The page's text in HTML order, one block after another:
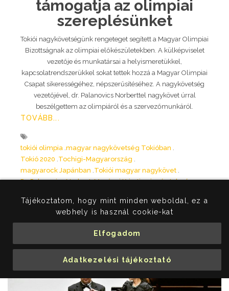
Tájékoztatom, hogy mint minden weboldal, ez a
webhely is használ cookie-kat
Elfogadom
Adatkezelési tájékoztató
támogatja az olimpiai
szereplésünket
Tokiói nagykövetségünk rengeteget segített a Magyar Olimpiai
Bizottságnak az olimpiai előkészületekben. A külképviselet
vezetője és munkatársai a helyismeretükkel,
kapcsolatrendszerükkel sokat tettek hozzá a Magyar Olimpiai
Csapat sikerességéhez, népszerűsítéséhez. A nagykövetség
vezetőjével, dr. Palanovics Norberttel nagykövet úrral
beszélgettem az olimpiáról és a szervezőmunkáról.
TOVÁBB...
tokiói olimpia magyar nagykövetség Tokióban
Tokió 2020 Tochigi-Magyarország
magyarock Japánban Tokiói magyar nagykövet
Dr. Palanovics Norbert Merényi Krisztina japán tolmács